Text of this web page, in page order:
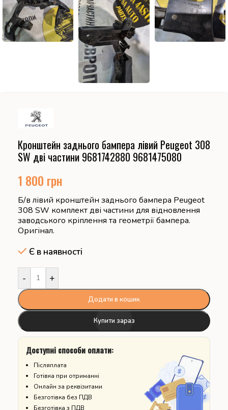
Кронштейн заднього бампера лівий Peugeot 308
SW дві частини 9681742880 9681475080
1 800 грн
Б/в лівий кронштейн заднього бампера Peugeot
308 SW комплект дві частини для відновлення
заводського кріплення та геометрії бампера.
Оригінал.
Є в наявності
- +
Додати в кошик
Купити зараз
Доступні способи оплати:
Післяплата
Готівка при отриманні
Онлайн за реквізитами
Безготівка без ПДВ
Безготівка з ПДВ